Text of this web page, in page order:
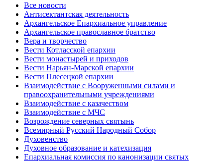
Все новости
Антисектантская деятельность
Архангельское Епархиальное управление
Архангельское православное братство
Вера и творчество
Вести Котласской епархии
Вести монастырей и приходов
Вести Нарьян-Марской епархии
Вести Плесецкой епархии
Взаимодействие с Вооруженными силами и
правоохранительными учреждениями
Взаимодействие с казачеством
Взаимодействие с МЧС
Возрождение северных святынь
Всемирный Русский Народный Собор
Духовенство
Духовное образование и катехизация
Епархиальная комиссия по канонизации святых